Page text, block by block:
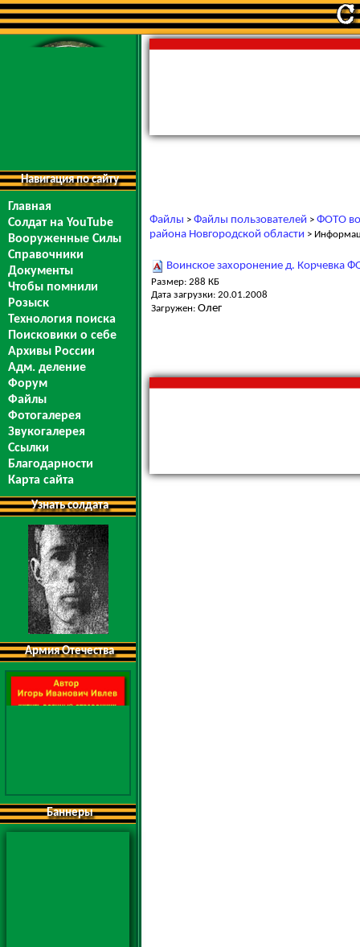
Навигация по сайту
Главная
Солдат на YouTube
Вооруженные Силы
Справочники
Документы
Чтобы помнили
Розыск
Технология поиска
Поисковики о себе
Архивы России
Адм. деление
Форум
Файлы
Фотогалерея
Звукогалерея
Ссылки
Благодарности
Карта сайта
Узнать солдата
Армия Отечества
Баннеры
Файлы > Файлы пользователей > ФОТО
района Новгородской области >
Воинское захоронение д. Корчевка
Размер: 288 КБ
Дата загрузки: 20.01.2008
Загружен: Олег